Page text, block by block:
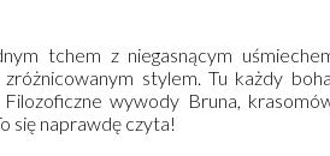
tchem z niegasnącym
stylem. Tu każdy
wywody Bruna,
się naprawdę czyta!